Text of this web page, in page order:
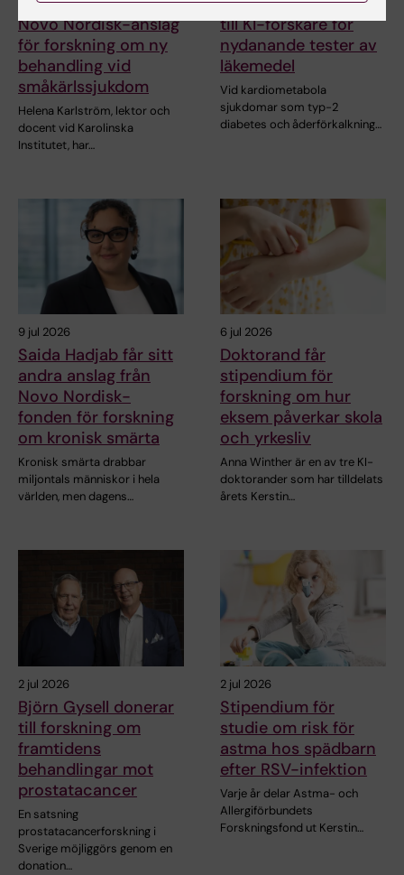
Novo Nordisk-anslag
för forskning om ny
behandling vid
småkärlssjukdom
Helena Karlström, lektor och
docent vid Karolinska
Institutet, har…
till KI-forskare för
nydanande tester av
läkemedel
Vid kardiometabola
sjukdomar som typ-2
diabetes och åderförkalkning…
9 jul 2026
Saida Hadjab får sitt
andra anslag från
Novo Nordisk-
fonden för forskning
om kronisk smärta
Kronisk smärta drabbar
miljontals människor i hela
världen, men dagens…
6 jul 2026
Doktorand får
stipendium för
forskning om hur
eksem påverkar skola
och yrkesliv
Anna Winther är en av tre KI-
doktorander som har tilldelats
årets Kerstin…
2 jul 2026
Björn Gysell donerar
till forskning om
framtidens
behandlingar mot
prostatacancer
En satsning
prostatacancerforskning i
Sverige möjliggörs genom en
donation…
2 jul 2026
Stipendium för
studie om risk för
astma hos spädbarn
efter RSV-infektion
Varje år delar Astma- och
Allergiförbundets
Forskningsfond ut Kerstin…